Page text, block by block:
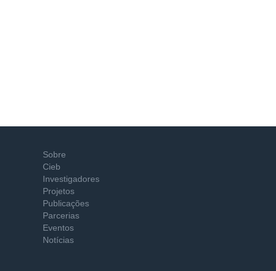
Sobre
Cieb
Investigadores
Projetos
Publicações
Parcerias
Eventos
Notícias